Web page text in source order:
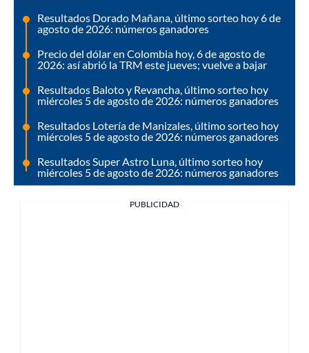
Resultados Dorado Mañana, último sorteo hoy 6 de
agosto de 2026: números ganadores
Precio del dólar en Colombia hoy, 6 de agosto de
2026: así abrió la TRM este jueves; vuelve a bajar
Resultados Baloto y Revancha, último sorteo hoy
miércoles 5 de agosto de 2026: números ganadores
Resultados Lotería de Manizales, último sorteo hoy
miércoles 5 de agosto de 2026: números ganadores
Resultados Super Astro Luna, último sorteo hoy
miércoles 5 de agosto de 2026: números ganadores
PUBLICIDAD